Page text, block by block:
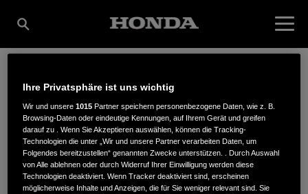
MATTHIES GMBH &
CO. KG
Ihre Privatsphäre ist uns wichtig
Wir und unsere1015 Partner speichern personenbezogene Daten, wie z. B.
Browsing-Daten oder eindeutige Kennungen, auf Ihrem Gerät und greifen
darauf zu . Wenn Sie Akzeptieren auswählen, können die Tracking-
Technologien die unter „Wir und unsere Partner verarbeiten Daten, um
Folgendes bereitzustellen“ genannten Zwecke unterstützen. . Durch Auswahl
von Alle ablehnen oder durch Widerruf Ihrer Einwilligung werden diese
Technologien deaktiviert. Wenn Tracker deaktiviert sind, erscheinen
möglicherweise Inhalte und Anzeigen, die für Sie weniger relevant sind. Sie